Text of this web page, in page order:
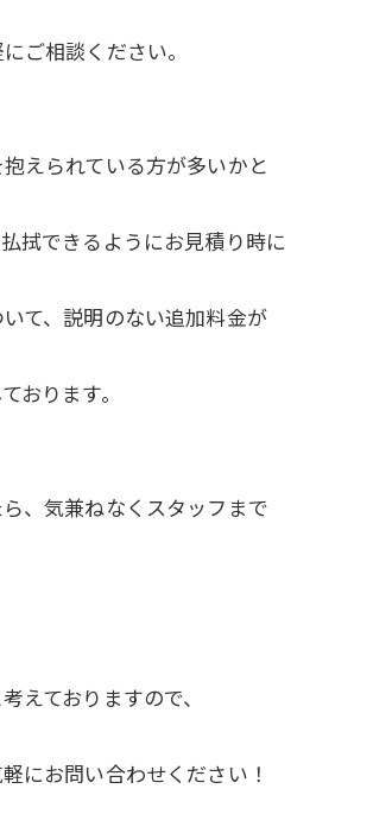
ご相談ください。
えられている方が多いかと
拭できるようにお見積り時に
て、説明のない追加料金が
おります。
、気兼ねなくスタッフまで
えておりますので、
にお問い合わせください！